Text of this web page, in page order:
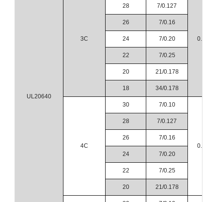
UL20640
3C 0.23
28 7/0.127
26 7/0.16
24 7/0.20
22 7/0.25
20 21/0.178
18 34/0.178
4C
30 7/0.10
0.23
28 7/0.127
26 7/0.16
24 7/0.20
22 7/0.25
20 21/0.178